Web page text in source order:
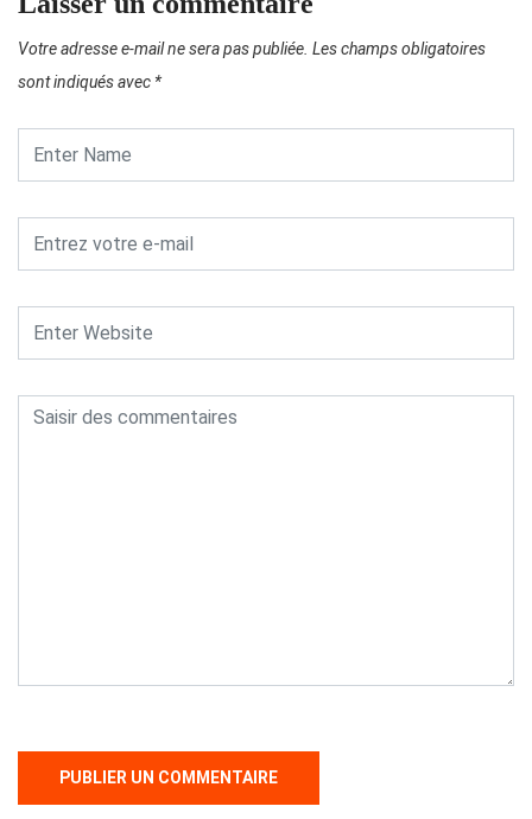
Votre adresse e-mail ne sera pas publiée. Les champs obligatoires
sont indiqués avec *